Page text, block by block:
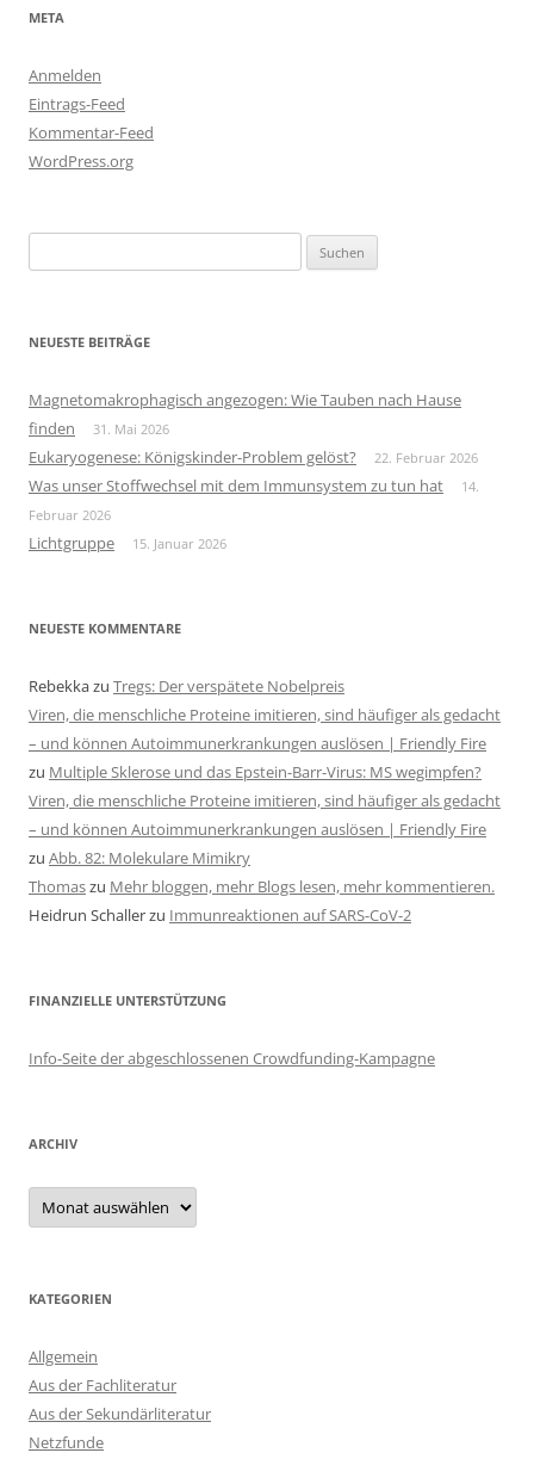
META
Anmelden
Eintrags-Feed
Kommentar-Feed
WordPress.org
nach:
NEUESTE BEITRÄGE
Magnetomakrophagisch angezogen: Wie Tauben nach Hause
finden
31. Mai 2026
Eukaryogenese: Königskinder-Problem gelöst? 22. Februar 2026
Was unser Stoffwechsel mit dem Immunsystem zu tun hat
14.
Februar 2026
Lichtgruppe 15. Januar 2026
NEUESTE KOMMENTARE
Rebekkazu Tregs: Der verspätete Nobelpreis
Viren, die menschliche Proteine imitieren, sind häufiger als gedacht
– und können Autoimmunerkrankungen auslösen | Friendly Fire
zu Multiple Sklerose und das Epstein-Barr-Virus: MS wegimpfen?
Viren, die menschliche Proteine imitieren, sind häufiger als gedacht
– und können Autoimmunerkrankungen auslösen | Friendly Fire
zu Abb. 82: Molekulare Mimikry
Thomaszu Mehr bloggen, mehr Blogs lesen, mehr kommentieren.
Heidrun Schallerzu Immunreaktionen auf SARS-CoV-2
FINANZIELLE UNTERSTÜTZUNG
Info-Seite der abgeschlossenen Crowdfunding-Kampagne
ARCHIV
Archiv
KATEGORIEN
Allgemein
Aus der Fachliteratur
Aus der Sekundärliteratur
Netzfunde